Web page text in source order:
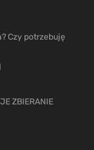
Czy potrzebuję
ZBIERANIE